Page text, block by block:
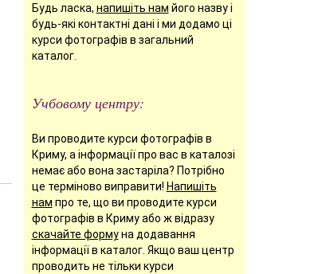
Будь ласка, напишіть нам його назву і
будь-які контактні дані і ми додамо ці
курси фотографів в загальний
каталог.
Учбовому центру:
Ви проводите курси фотографів в
Криму, а інформації про вас в каталозі
немає або вона застаріла? Потрібно
це терміново виправити! Напишіть
нам про те, що ви проводите курси
фотографів в Криму або ж відразу
скачайте формуна додавання
інформації в каталог. Якщо ваш центр
проводить не тільки курси